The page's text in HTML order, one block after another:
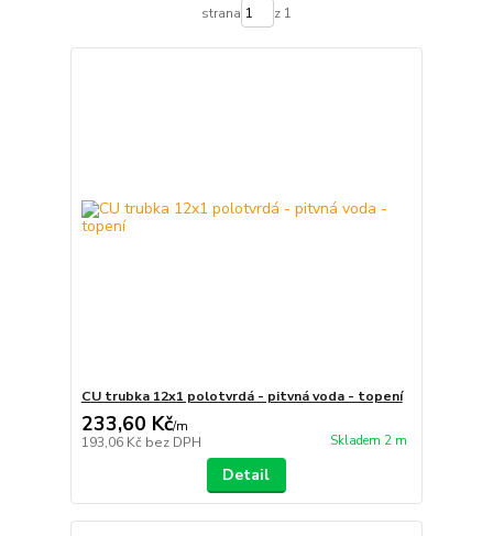
strana z 1
CU trubka 12x1 polotvrdá - pitvná voda - topení
233,60 Kč/m
193,06 Kč bez DPH Skladem 2 m
Detail